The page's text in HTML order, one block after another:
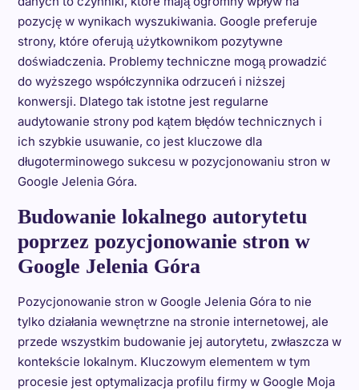
pozycję w wynikach wyszukiwania. Google preferuje
strony, które oferują użytkownikom pozytywne
doświadczenia. Problemy techniczne mogą prowadzić
do wyższego współczynnika odrzuceń i niższej
konwersji. Dlatego tak istotne jest regularne
audytowanie strony pod kątem błędów technicznych i
ich szybkie usuwanie, co jest kluczowe dla
długoterminowego sukcesu w pozycjonowaniu stron w
Google Jelenia Góra.
Budowanie lokalnego autorytetu
poprzez pozycjonowanie stron w
Google Jelenia Góra
Pozycjonowanie stron w Google Jelenia Góra to nie
tylko działania wewnętrzne na stronie internetowej, ale
przede wszystkim budowanie jej autorytetu, zwłaszcza w
kontekście lokalnym. Kluczowym elementem w tym
procesie jest optymalizacja profilu firmy w Google Moja